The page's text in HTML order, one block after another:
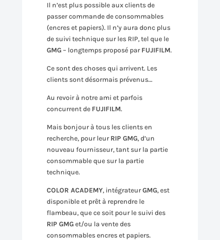
Il n’est plus possible aux clients de
passer commande de consommables
(encres et papiers). Il n’y aura donc plus
de suivi technique sur les RIP, tel que le
GMG– longtemps proposé parFUJIFILM.
Ce sont des choses qui arrivent. Les
clients sont désormais prévenus…
Au revoir à notre ami et parfois
concurrent de FUJIFILM.
Mais bonjour à tous les clients en
recherche, pour leurRIP GMG, d’un
nouveau fournisseur, tant sur la partie
consommable que sur la partie
technique.
COLOR ACADEMY, intégrateurGMG, est
disponible et prêt à reprendre le
flambeau, que ce soit pour le suivi des
RIP GMGet/ou la vente des
consommables encres et papiers.